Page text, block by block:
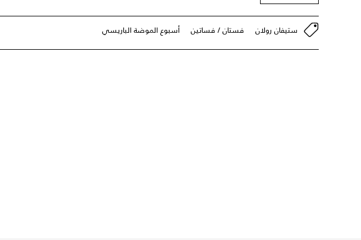
ستيفان رولان فستان / فساتين أسبوع الموضة الباريسي